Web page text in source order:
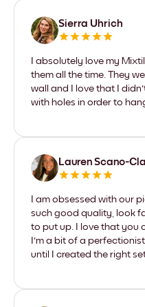
Sierra Uhrich
I absolutely love my
them all the time. They
wall and I love that I
with holes in order to
Lauren Scano-
I am obsessed with our
such good quality, look
to put up. I love that you
I'm a bit of a
until I created the right